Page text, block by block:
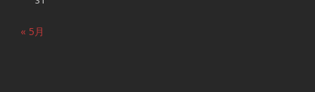
« 5月